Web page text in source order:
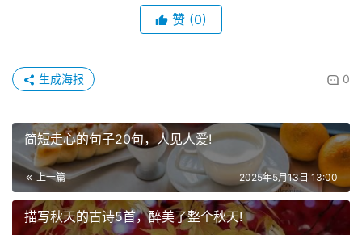
赞 (0)
0
生成海报
简短走心的句子20句，人见人爱!
上一篇 2025年5月13日 13:00
描写秋天的古诗5首，醉美了整个秋天!